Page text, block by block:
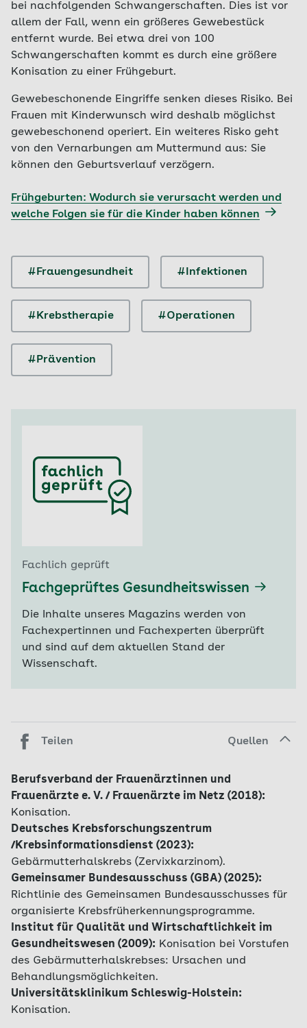
bei nachfolgenden Schwangerschaften. Dies ist vor
allem der Fall, wenn ein größeres Gewebestück
entfernt wurde. Bei etwa drei von 100
Schwangerschaften kommt es durch eine größere
Konisation zu einer Frühgeburt.
Gewebeschonende Eingriffe senken dieses Risiko. Bei
Frauen mit Kinderwunsch wird deshalb möglichst
gewebeschonend operiert. Ein weiteres Risko geht
von den Vernarbungen am Muttermund aus: Sie
können den Geburtsverlauf verzögern.
Frühgeburten: Wodurch sie verursacht werden und
welche Folgen sie für die Kinder haben können
#Frauengesundheit #Infektionen
#Krebstherapie #Operationen
#Prävention
Fachlich geprüft
Fachgeprüftes Gesundheitswissen
Die Inhalte unseres Magazins werden von
Fachexpertinnen und Fachexperten überprüft
und sind auf dem aktuellen Stand der
Wissenschaft.
Teilen Quellen
Berufsverband der Frauenärztinnen und
Frauenärzte e. V. / Frauenärzte im Netz (2018):
Konisation.
Deutsches Krebsforschungszentrum
/Krebsinformationsdienst (2023):
Gebärmutterhalskrebs (Zervixkarzinom).
Gemeinsamer Bundesausschuss (GBA) (2025):
Richtlinie des Gemeinsamen Bundesausschusses für
organisierte Krebsfrüherkennungsprogramme.
Institut für Qualität und Wirtschaftlichkeit im
Gesundheitswesen (2009): Konisation bei Vorstufen
des Gebärmutterhalskrebses: Ursachen und
Behandlungsmöglichkeiten.
Universitätsklinikum Schleswig-Holstein:
Konisation.